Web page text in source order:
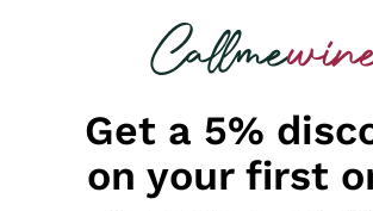
looking for
Get a 5%
on your first